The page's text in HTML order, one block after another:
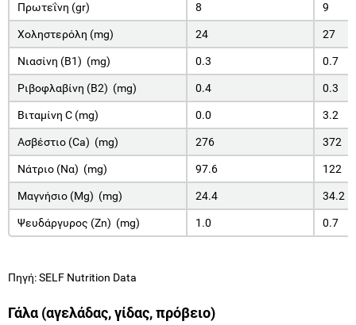
Πρωτεΐνη (gr) 8 9
Χοληστερόλη (mg) 24 27
Νιασίνη (Β1) (mg) 0.3 0.7
Ριβοφλαβίνη (Β2) (mg) 0.4 0.3
Βιταμίνη C (mg) 0.0 3.2
Ασβέστιο (Ca) (mg) 276 372
Νάτριο (Να) (mg) 97.6 122
Μαγνήσιο (Mg) (mg) 24.4 34.2
Ψευδάργυρος (Zn) (mg) 1.0 0.7
Πηγή: SELF Nutrition Data
Γάλα (αγελάδας, γίδας, πρόβειο)